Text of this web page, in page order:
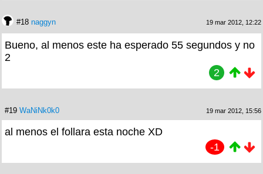
#18 naggyn 19 mar 2012, 12:22
Bueno, al menos este ha esperado 55 segundos y no
2
2
#19 WaNiNk0k0 19 mar 2012, 15:56
al menos el follara esta noche XD
-1